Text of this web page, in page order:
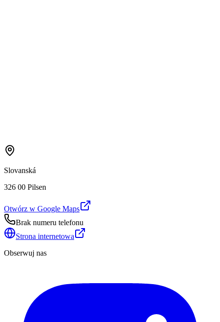
Slovanská
326 00 Pilsen
Otwórz w Google Maps
Brak numeru telefonu
Strona internetowa
Obserwuj nas